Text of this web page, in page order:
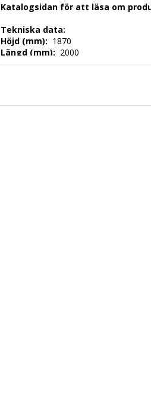
Katalogsidan för att läsa om
Tekniska data:
Höjd (mm): 1870
Längd (mm): 2000
Antal faser: 1F + N